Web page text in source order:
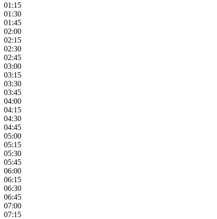
01:15
01:30
01:45
02:00
02:15
02:30
02:45
03:00
03:15
03:30
03:45
04:00
04:15
04:30
04:45
05:00
05:15
05:30
05:45
06:00
06:15
06:30
06:45
07:00
07:15